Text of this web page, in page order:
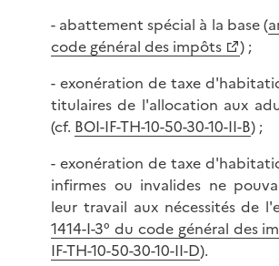
- abattement spécial à la base (
code général des impôts
) ;
- exonération de taxe
titulaires de l'allocation aux
(cf. BOI-IF-TH-10-50-30-10-II-B) ;
- exonération de taxe
infirmes ou invalides ne
leur travail aux nécessités de
1414-I-3° du code général des
IF-TH-10-50-30-10-II-D).